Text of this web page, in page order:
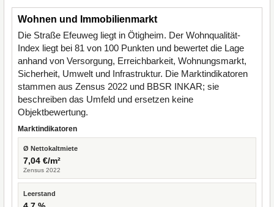
Wohnen und Immobilienmarkt
Die Straße Efeuweg liegt in Ötigheim. Der Wohnqualität-
Index liegt bei 81 von 100 Punkten und bewertet die Lage
anhand von Versorgung, Erreichbarkeit, Wohnungsmarkt,
Sicherheit, Umwelt und Infrastruktur. Die Marktindikatoren
stammen aus Zensus 2022 und BBSR INKAR; sie
beschreiben das Umfeld und ersetzen keine
Objektbewertung.
Marktindikatoren
Ø Nettokaltmiete
7,04 €/m²
Zensus 2022
Leerstand